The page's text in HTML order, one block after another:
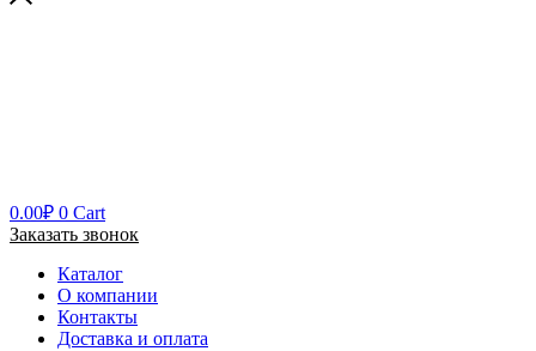
0.00₽ 0 Cart
Заказать звонок
Каталог
О компании
Контакты
Доставка и оплата